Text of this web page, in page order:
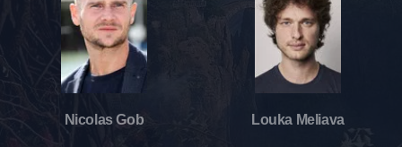
Nicolas Gob Louka Meliava